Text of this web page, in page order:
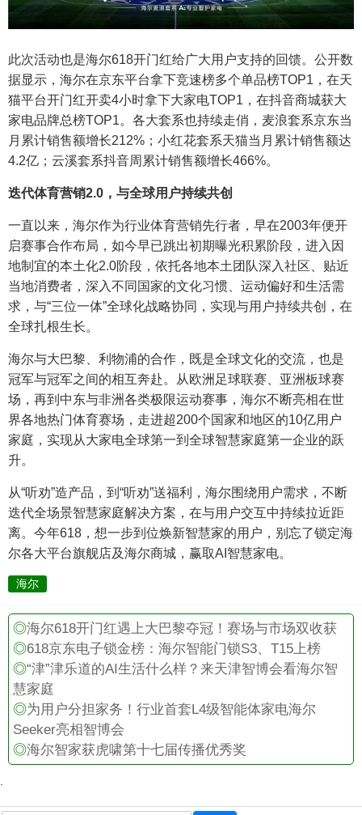
此次活动也是海尔618开门红给广大用户支持的回馈。公开数
据显示，海尔在京东平台拿下竞速榜多个单品榜TOP1，在天
猫平台开门红开卖4小时拿下大家电TOP1，在抖音商城获大
家电品牌总榜TOP1。各大套系也持续走俏，麦浪套系京东当
月累计销售额增长212%；小红花套系天猫当月累计销售额达
4.2亿；云溪套系抖音周累计销售额增长466%。
迭代体育营销2.0 ，与全球用户持续共创
一直以来，海尔作为行业体育营销先行者，早在2003年便开
启赛事合作布局，如今早已跳出初期曝光积累阶段，进入因
地制宜的本土化2.0阶段，依托各地本土团队深入社区、贴近
当地消费者，深入不同国家的文化习惯、运动偏好和生活需
求，与“三位一体”全球化战略协同，实现与用户持续共创，在
全球扎根生长。
海尔与大巴黎、利物浦的合作，既是全球文化的交流，也是
冠军与冠军之间的相互奔赴。从欧洲足球联赛、亚洲板球赛
场，再到中东与非洲各类极限运动赛事，海尔不断亮相在世
界各地热门体育赛场，走进超200个国家和地区的10亿用户
家庭，实现从大家电全球第一到全球智慧家庭第一企业的跃
升。
从“听劝”造产品，到“听劝”送福利，海尔围绕用户需求，不断
迭代全场景智慧家庭解决方案，在与用户交互中持续拉近距
离。今年618，想一步到位焕新智慧家的用户，别忘了锁定海
尔各大平台旗舰店及海尔商城，赢取AI智慧家电。
海尔
◎海尔618开门红遇上大巴黎夺冠！赛场与市场双收获
◎618京东电子锁金榜：海尔智能门锁S3、T15上榜
◎“津”津乐道的AI生活什么样？来天津智博会看海尔智
慧家庭
◎为用户分担家务！行业首套L4级智能体家电海尔
Seeker亮相智博会
◎海尔智家获虎啸第十七届传播优秀奖